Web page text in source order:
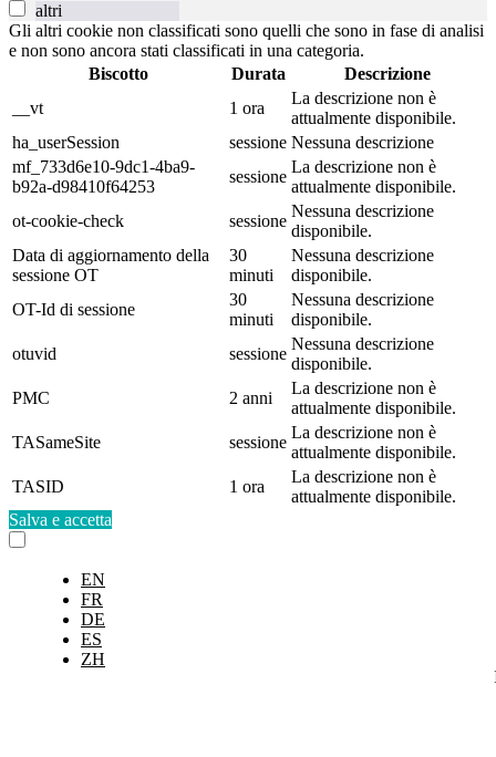
altri
Gli altri cookie non classificati sono quelli che sono in fase di analisi
e non sono ancora stati classificati in una categoria.
Biscotto
Durata
Descrizione
__vt
1 ora
La descrizione non è
attualmente disponibile.
ha_userSession
sessione Nessuna descrizione
mf_733d6e10-9dc1-4ba9-
b92a-d98410f64253
sessione
La descrizione non è
attualmente disponibile.
ot-cookie-check
sessione
Nessuna descrizione
disponibile.
Data di aggiornamento della
sessione OT
30
minuti
Nessuna descrizione
disponibile.
OT-Id di sessione
30
minuti
Nessuna descrizione
disponibile.
otuvid
sessione
Nessuna descrizione
disponibile.
PMC
2 anni
La descrizione non è
attualmente disponibile.
TASameSite
sessione
La descrizione non è
attualmente disponibile.
TASID
1 ora
La descrizione non è
attualmente disponibile.
Salva e accetta
EN
FR
DE
ES
ZH